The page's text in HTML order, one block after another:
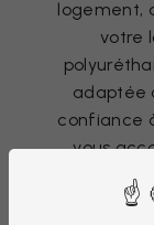
logement,
votre
adaptée
confiance
vous
En